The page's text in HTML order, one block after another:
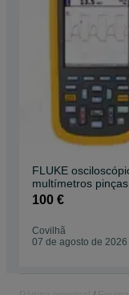
FLUKE
multímetros pinças
medidor qualidade
100 €
Covilhã
07 de agosto de 2026